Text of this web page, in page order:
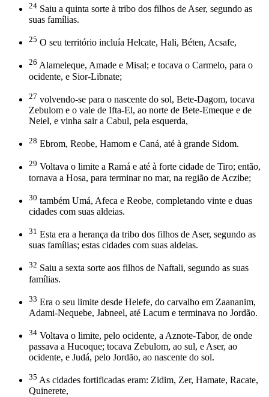
24 Saiu a quinta sorte à tribo dos filhos de Aser, segundo as
suas famílias.
25 O seu território incluía Helcate, Hali, Béten, Acsafe,
26 Alameleque, Amade e Misal; e tocava o Carmelo, para o
ocidente, e Sior-Libnate;
27 volvendo-se para o nascente do sol, Bete-Dagom, tocava
Zebulom e o vale de Ifta-El, ao norte de Bete-Emeque e de
Neiel, e vinha sair a Cabul, pela esquerda,
28 Ebrom, Reobe, Hamom e Caná, até à grande Sidom.
29 Voltava o limite a Ramá e até à forte cidade de Tiro; então,
tornava a Hosa, para terminar no mar, na região de Aczibe;
30 também Umá, Afeca e Reobe, completando vinte e duas
cidades com suas aldeias.
31 Esta era a herança da tribo dos filhos de Aser, segundo as
suas famílias; estas cidades com suas aldeias.
32 Saiu a sexta sorte aos filhos de Naftali, segundo as suas
famílias.
33 Era o seu limite desde Helefe, do carvalho em Zaananim,
Adami-Nequebe, Jabneel, até Lacum e terminava no Jordão.
34 Voltava o limite, pelo ocidente, a Aznote-Tabor, de onde
passava a Hucoque; tocava Zebulom, ao sul, e Aser, ao
ocidente, e Judá, pelo Jordão, ao nascente do sol.
35 As cidades fortificadas eram: Zidim, Zer, Hamate, Racate,
Quinerete,